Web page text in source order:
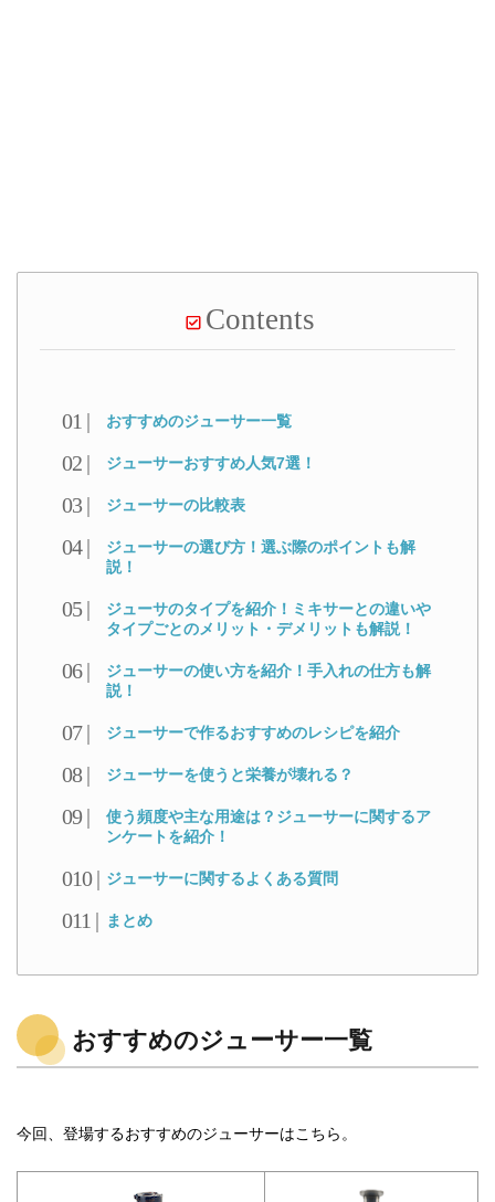
Contents
おすすめのジューサー一覧
ジューサーおすすめ人気7選！
ジューサーの比較表
ジューサーの選び方！選ぶ際のポイントも解
説！
ジューサのタイプを紹介！ミキサーとの違いや
タイプごとのメリット・デメリットも解説！
ジューサーの使い方を紹介！手入れの仕方も解
説！
ジューサーで作るおすすめのレシピを紹介
ジューサーを使うと栄養が壊れる？
使う頻度や主な用途は？ジューサーに関するア
ンケートを紹介！
ジューサーに関するよくある質問
まとめ
おすすめのジューサー一覧
今回、登場するおすすめのジューサーはこちら。